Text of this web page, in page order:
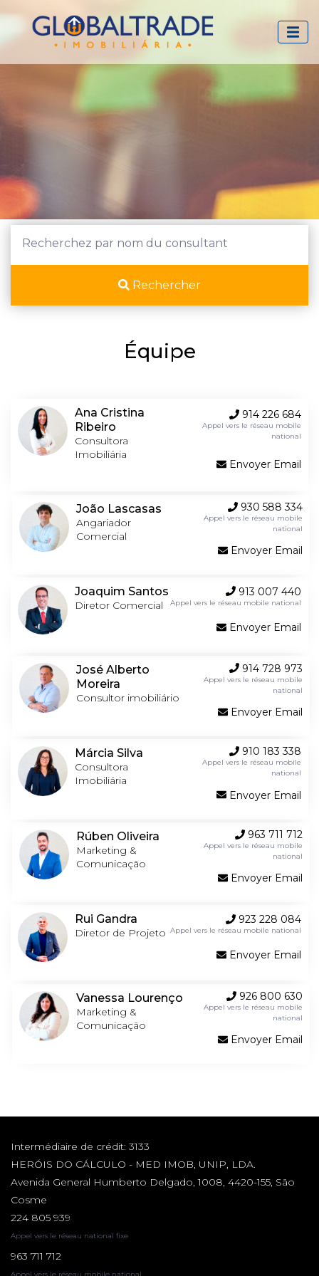
Rechercher
Équipe
Ana Cristina
Ribeiro
Consultora
Imobiliária
914 226 684
Appel vers le réseau mobile
national
Envoyer Email
João Lascasas
Angariador
Comercial
930 588 334
Appel vers le réseau mobile
national
Envoyer Email
Joaquim Santos
Diretor Comercial
913 007 440
Appel vers le réseau mobile national
Envoyer Email
José Alberto
Moreira
Consultor imobiliário
914 728 973
Appel vers le réseau mobile
national
Envoyer Email
Márcia Silva
Consultora
Imobiliária
910 183 338
Appel vers le réseau mobile
national
Envoyer Email
Rúben Oliveira
Marketing &
Comunicação
963 711 712
Appel vers le réseau mobile
national
Envoyer Email
Rui Gandra
Diretor de Projeto
923 228 084
Appel vers le réseau mobile national
Envoyer Email
Vanessa Lourenço
Marketing &
Comunicação
926 800 630
Appel vers le réseau mobile
national
Envoyer Email
Intermédiaire de crédit: 3133
HERÓIS DO CÁLCULO - MED IMOB, UNIP, LDA.
Avenida General Humberto Delgado, 1008, 4420-155, São
Cosme
224 805 939
Appel vers le réseau national fixe
963 711 712